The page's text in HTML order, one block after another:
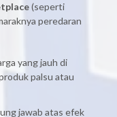
(seperti
peredaran
yang jauh di
palsu atau
jawab atas efek